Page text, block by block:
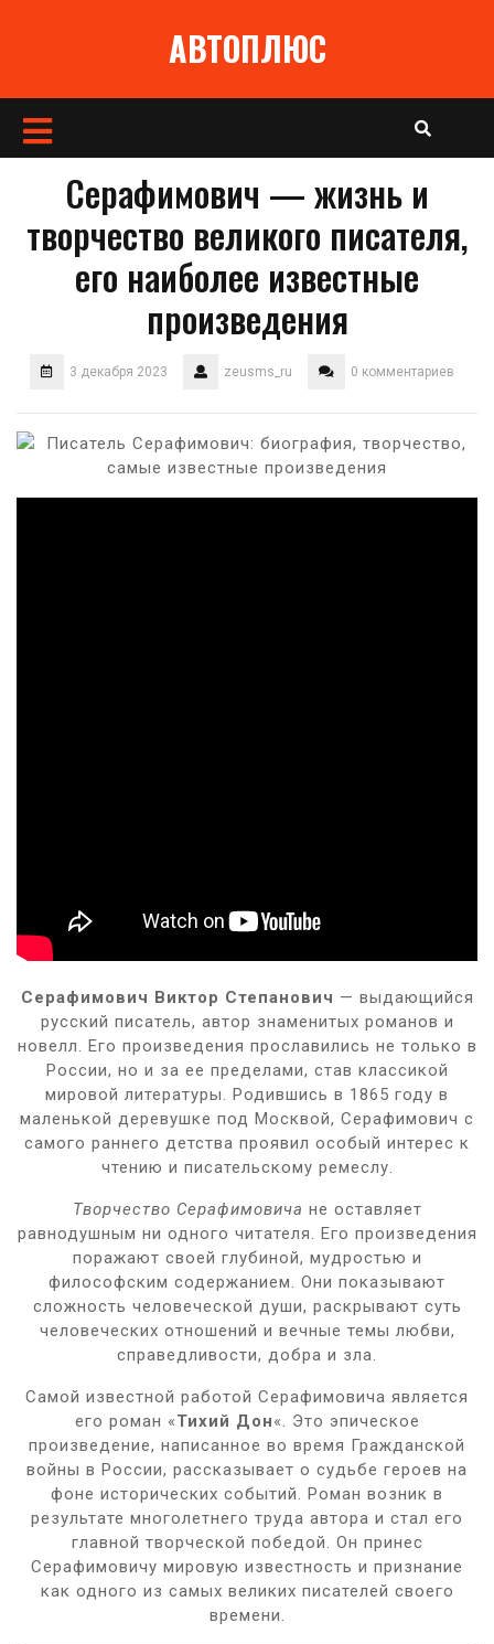
АВТОПЛЮС
Кнопка
Открыть
Серафимович — жизнь и
творчество великого писателя,
его наиболее известные
произведения
3 декабря 2023 zeusms_ru 0 комментариев
Серафимович Виктор Степанович — выдающийся
русский писатель, автор знаменитых романов и
новелл. Его произведения прославились не только в
России, но и за ее пределами, став классикой
мировой литературы. Родившись в 1865 году в
маленькой деревушке под Москвой, Серафимович с
самого раннего детства проявил особый интерес к
чтению и писательскому ремеслу.
Творчество Серафимовича не оставляет
равнодушным ни одного читателя. Его произведения
поражают своей глубиной, мудростью и
философским содержанием. Они показывают
сложность человеческой души, раскрывают суть
человеческих отношений и вечные темы любви,
справедливости, добра и зла.
Самой известной работой Серафимовича является
его роман «Тихий Дон«. Это эпическое
произведение, написанное во время Гражданской
войны в России, рассказывает о судьбе героев на
фоне исторических событий. Роман возник в
результате многолетнего труда автора и стал его
главной творческой победой. Он принес
Серафимовичу мировую известность и признание
как одного из самых великих писателей своего
времени.